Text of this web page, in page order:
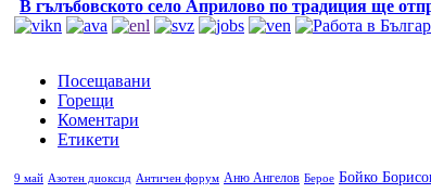
В гълъбовското село Априлово по традиция ще
Посещавани
Горещи
Коментари
Етикети
9 май Азотен диоксид Античен форум Аню Ангелов Берое Бойко